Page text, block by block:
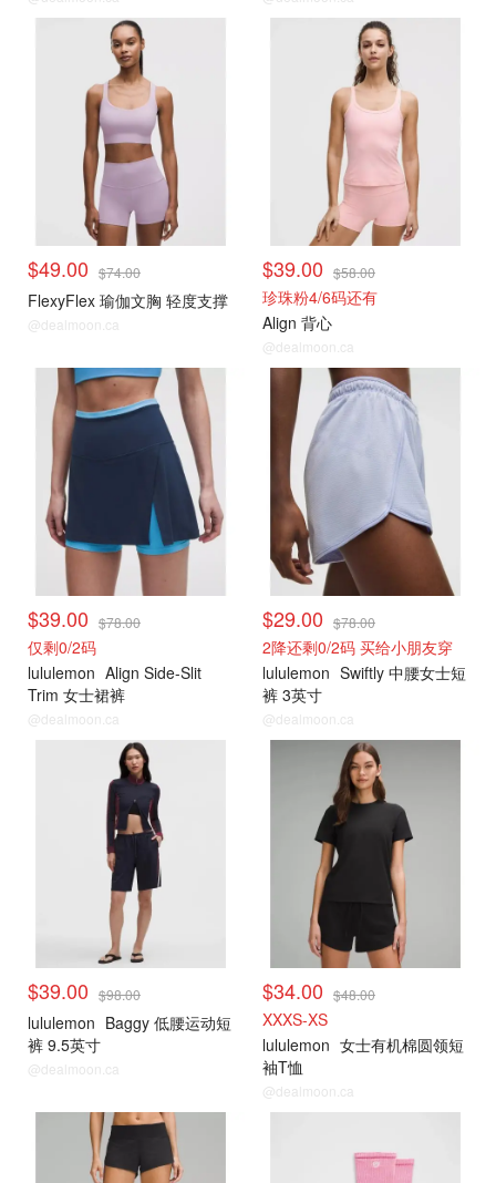
$49.00 $74.00
FlexyFlex 瑜伽文胸 轻度支撑
@dealmoon.ca
$39.00 $58.00
珍珠粉4/6码还有
Align 背心
@dealmoon.ca
打折上新
$39.00 $78.00
仅剩0/2码
lululemon Align Side-Slit
Trim 女士裙裤
@dealmoon.ca
打折上新
$29.00 $78.00
2降还剩0/2码 买给小朋友穿
lululemon Swiftly 中腰女士短
裤 3英寸
@dealmoon.ca
$39.00 $98.00
lululemon Baggy 低腰运动短
裤 9.5英寸
@dealmoon.ca
$34.00 $48.00
XXXS-XS
lululemon 女士有机棉圆领短
袖T恤
@dealmoon.ca